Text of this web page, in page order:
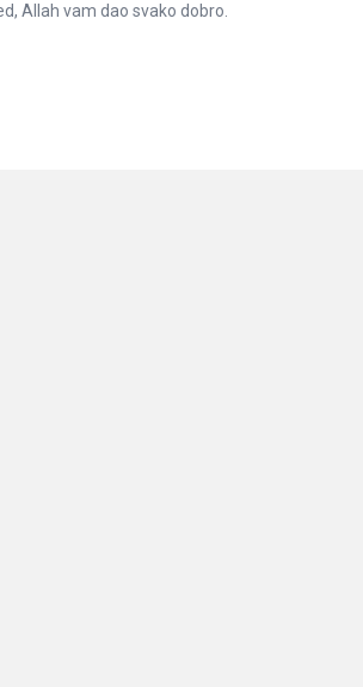
Allah vam dao svako dobro.